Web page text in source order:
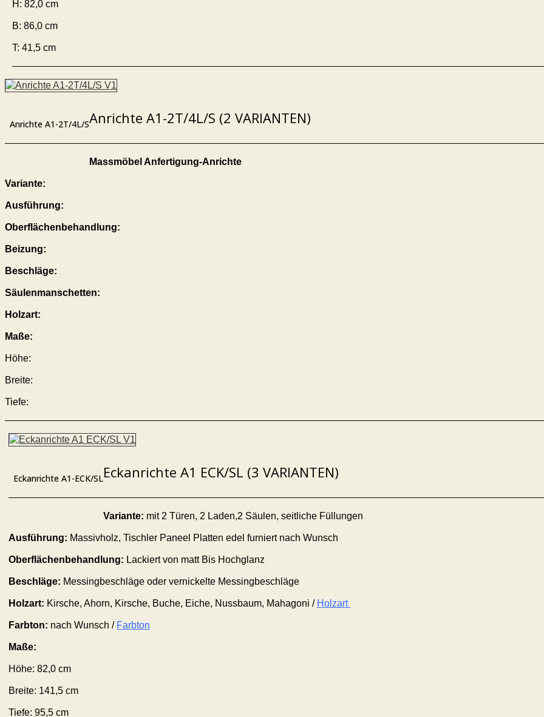
H: 82,0 cm
B: 86,0 cm
T: 41,5 cm
Anrichte A1-2T/4L/SAnrichte A1-2T/4L/S (2 VARIANTEN)
Massmöbel Anfertigung-Anrichte
Variante:
Ausführung:
Oberflächenbehandlung:
Beizung:
Beschläge:
Säulenmanschetten:
Holzart:
Maße:
Höhe:
Breite:
Tiefe:
Eckanrichte A1-ECK/SLEckanrichte A1 ECK/SL (3 VARIANTEN)
Variante: mit 2 Türen, 2 Laden,2 Säulen, seitliche Füllungen
Ausführung: Massivholz, Tischler Paneel Platten edel furniert nach Wunsch
Oberflächenbehandlung: Lackiert von matt Bis Hochglanz
Beschläge: Messingbeschläge oder vernickelte Messingbeschläge
Holzart: Kirsche, Ahorn, Kirsche, Buche, Eiche, Nussbaum, Mahagoni / Holzart
Farbton: nach Wunsch / Farbton
Maße:
Höhe: 82,0 cm
Breite: 141,5 cm
Tiefe: 95,5 cm